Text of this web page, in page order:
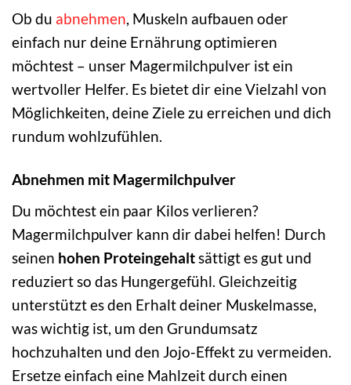
Ob du abnehmen, Muskeln aufbauen oder
einfach nur deine Ernährung optimieren
möchtest – unser Magermilchpulver ist ein
wertvoller Helfer. Es bietet dir eine Vielzahl von
Möglichkeiten, deine Ziele zu erreichen und dich
rundum wohlzufühlen.
Abnehmen mit Magermilchpulver
Du möchtest ein paar Kilos verlieren?
Magermilchpulver kann dir dabei helfen! Durch
seinen hohen Proteingehalt sättigt es gut und
reduziert so das Hungergefühl. Gleichzeitig
unterstützt es den Erhalt deiner Muskelmasse,
was wichtig ist, um den Grundumsatz
hochzuhalten und den Jojo-Effekt zu vermeiden.
Ersetze einfach eine Mahlzeit durch einen